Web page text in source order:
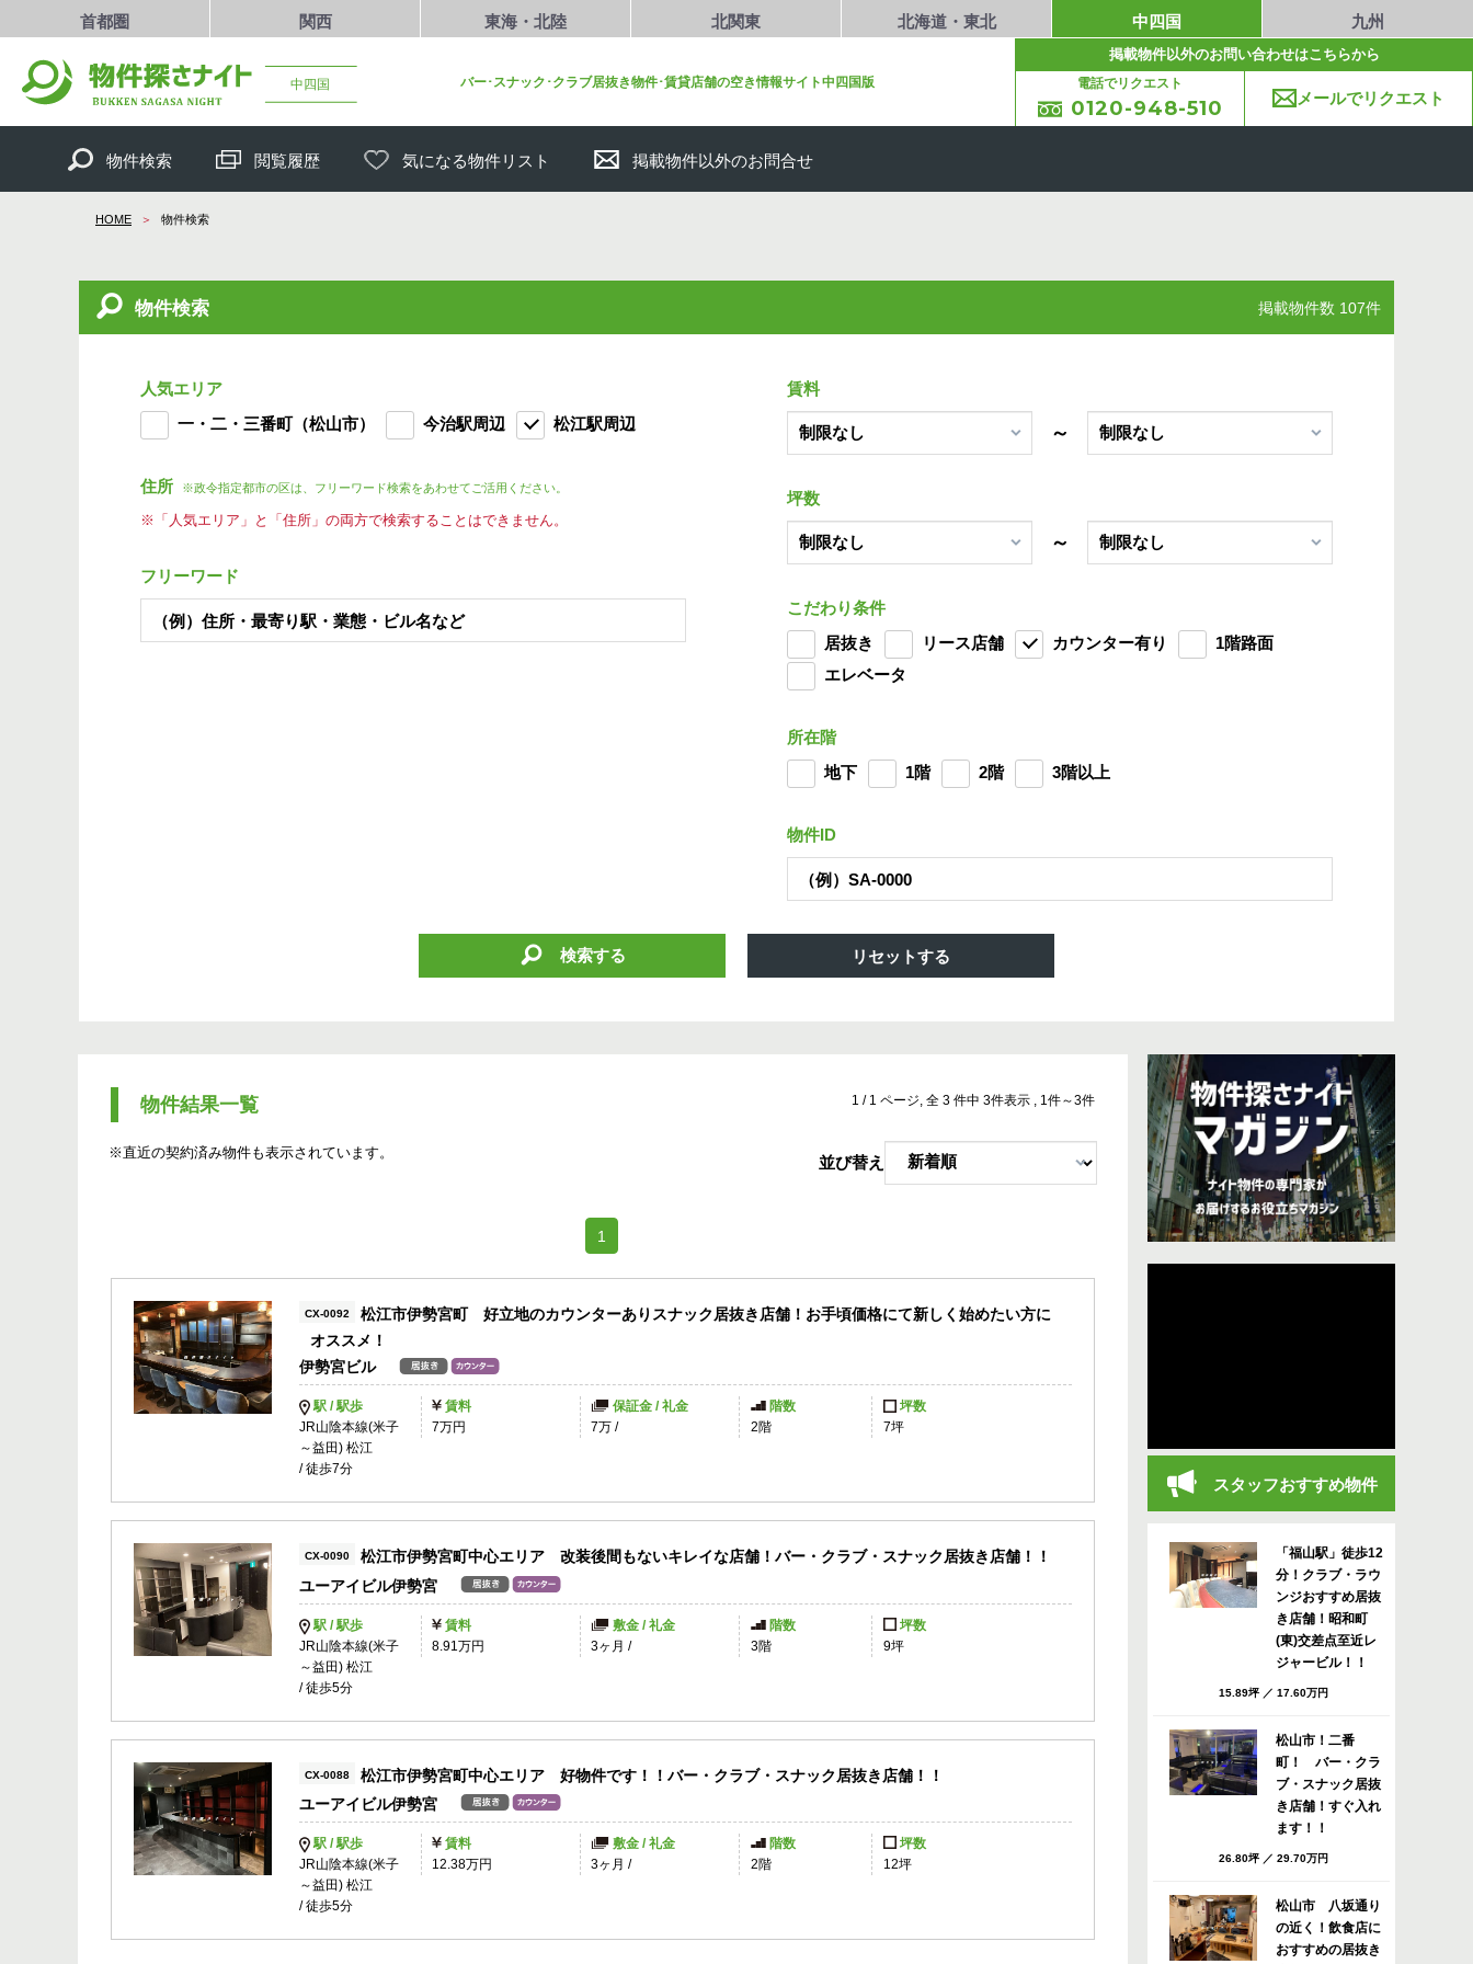
首都圏 関西 東海・北陸 北関東 北海道・東北 中四国 九州
中四国 バー･スナック･クラブ居抜き物件･賃貸店舗の空き情報サイト中四国版
掲載物件以外のお問い合わせはこちらから
電話でリクエスト
0120-948-510 メールでリクエスト
物件検索 閲覧履歴 気になる物件リスト 掲載物件以外のお問合せ
HOME 物件検索
物件検索 掲載物件数 107件
人気エリア
一・二・三番町（松山市）
今治駅周辺 松江駅周辺
住所 ※政令指定都市の区は、フリーワード検索をあわせてご活用ください。
※「人気エリア」と「住所」の両方で検索することはできません。
フリーワード
賃料
～
坪数
～
こだわり条件
居抜き
リース店舗 カウンター有り
1階路面
エレベータ
所在階
地下
1階 2階 3階以上
物件ID
検索する
物件結果一覧 1 / 1 ページ, 全 3 件中 3件表示 , 1件～3件
※直近の契約済み物件も表示されています。
並び替え
1
CX-0092
松江市伊勢宮町 好立地のカウンターありスナック居抜き店舗！お手頃価格にて新しく始めたい方に
オススメ！
伊勢宮ビル
駅 / 駅歩
JR山陰本線(米子
～益田) 松江
/ 徒歩7分
賃料
7万円
保証金 / 礼金
7万 /
階数
2階
坪数
7坪
CX-0090
松江市伊勢宮町中心エリア 改装後間もないキレイな店舗！バー・クラブ・スナック居抜き店舗！！
ユーアイビル伊勢宮
駅 / 駅歩
JR山陰本線(米子
～益田) 松江
/ 徒歩5分
賃料
8.91万円
敷金 / 礼金
3ヶ月 /
階数
3階
坪数
9坪
CX-0088
松江市伊勢宮町中心エリア 好物件です！！バー・クラブ・スナック居抜き店舗！！
ユーアイビル伊勢宮
駅 / 駅歩
JR山陰本線(米子
～益田) 松江
/ 徒歩5分
賃料
12.38万円
敷金 / 礼金
3ヶ月 /
階数
2階
坪数
12坪
スタッフおすすめ物件
「福山駅」徒歩12
分！クラブ・ラウ
ンジおすすめ居抜
き店舗！昭和町
(東)交差点至近レ
ジャービル！！
15.89坪 ／ 17.60万円
松山市！二番
町！ バー・クラ
ブ・スナック居抜
き店舗！すぐ入れ
ます！！
26.80坪 ／ 29.70万円
松山市 八坂通り
の近く！飲食店に
おすすめの居抜き